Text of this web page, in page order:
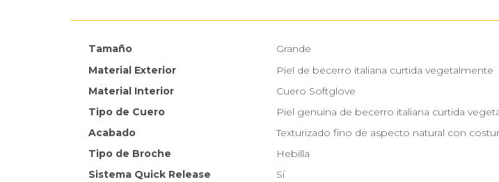
Tamaño
Grande
Material Exterior
Piel de becerro italiana curtida vegetalmente
Material Interior
Cuero Softglove
Tipo de Cuero
Piel genuina de becerro italiana curtida
Acabado
Texturizado fino de aspecto natural con
Tipo de Broche
Hebilla
Sistema Quick Release
Sí